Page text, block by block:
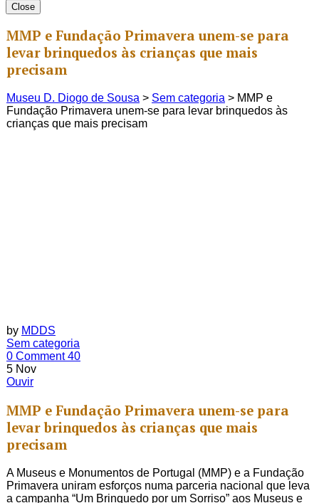
Close
MMP e Fundação Primavera unem-se para
levar brinquedos às crianças que mais
precisam
Museu D. Diogo de Sousa > Sem categoria > MMP e
Fundação Primavera unem-se para levar brinquedos às
crianças que mais precisam
by MDDS
Sem categoria
0 Comment40
5 Nov
Ouvir
MMP e Fundação Primavera unem-se para
levar brinquedos às crianças que mais
precisam
A Museus e Monumentos de Portugal (MMP) e a Fundação
Primavera uniram esforços numa parceria nacional que leva
a campanha “Um Brinquedo por um Sorriso” aos Museus e